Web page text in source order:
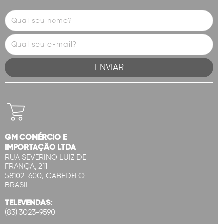
GM COMÉRCIO E
IMPORTAÇÃO LTDA
RUA SEVERINO LUIZ DE
FRANÇA, 211
58102-600, CABEDELO
BRASIL
TELEVENDAS:
(83) 3023-9590